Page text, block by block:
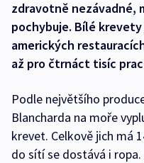
zdravotně nezávadné,
pochybuje. Bílé
amerických
až pro čtrnáct tisíc
Podle největšího
Blancharda na moře
krevet. Celkově jich má
do sítí se dostává i